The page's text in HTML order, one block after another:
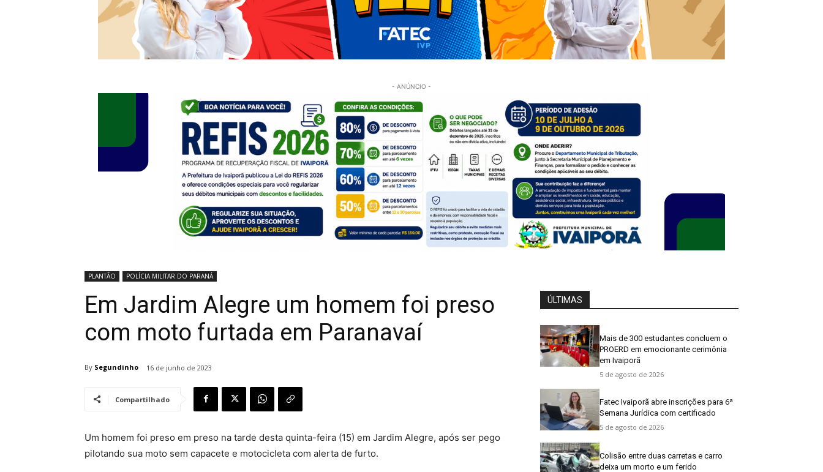
- ANÚNCIO -
PLANTÃO POLÍCIA MILITAR DO PARANÁ
Em Jardim Alegre um homem foi preso
com moto furtada em Paranavaí
By Segundinho 16 de junho de 2023
Compartilhado
Um homem foi preso em preso na tarde desta quinta-feira (15) em Jardim Alegre, após ser pego
pilotando sua moto sem capacete e motocicleta com alerta de furto.
ÚLTIMAS
Mais de 300 estudantes concluem o
PROERD em emocionante cerimônia
em Ivaiporã
5 de agosto de 2026
Fatec Ivaiporã abre inscrições para 6ª
Semana Jurídica com certificado
5 de agosto de 2026
Colisão entre duas carretas e carro
deixa um morto e um ferido